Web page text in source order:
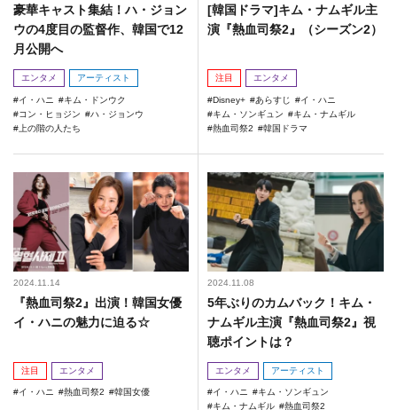
豪華キャスト集結！ハ・ジョン
ウの4度目の監督作、韓国で12
月公開へ
エンタメ アーティスト
イ・ハニ
キム・ドンウク
コン・ヒョジン
ハ・ジョンウ
上の階の人たち
[韓国ドラマ]キム・ナムギル主
演『熱血司祭2』（シーズン2）
注目 エンタメ
Disney+ あらすじ
イ・ハニ
キム・ソンギュン
キム・ナムギル
熱血司祭2
韓国ドラマ
2024.11.14
『熱血司祭2』出演！韓国女優
イ・ハニの魅力に迫る☆
注目 エンタメ
イ・ハニ 熱血司祭2 韓国女優
2024.11.08
5年ぶりのカムバック！キム・
ナムギル主演『熱血司祭2』視
聴ポイントは？
エンタメ アーティスト
イ・ハニ
キム・ソンギュン
キム・ナムギル
熱血司祭2